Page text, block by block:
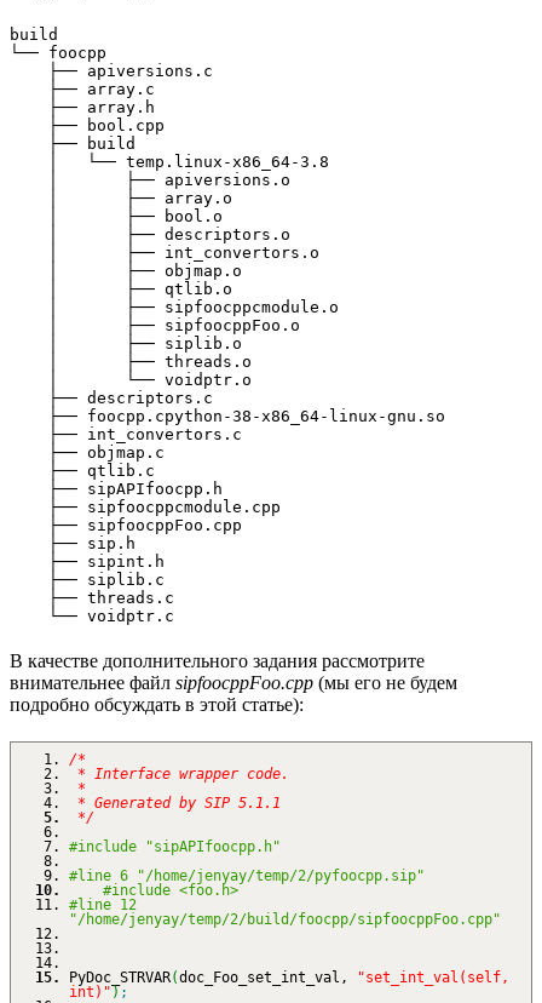
build
└── foocpp
    ├── apiversions.c
    ├── array.c
    ├── array.h
    ├── bool.cpp
    ├── build
    │   └── temp.linux-x86_64-3.8
    │       ├── apiversions.o
    │       ├── array.o
    │       ├── bool.o
    │       ├── descriptors.o
    │       ├── int_convertors.o
    │       ├── objmap.o
    │       ├── qtlib.o
    │       ├── sipfoocppcmodule.o
    │       ├── sipfoocppFoo.o
    │       ├── siplib.o
    │       ├── threads.o
    │       └── voidptr.o
    ├── descriptors.c
    ├── foocpp.cpython-38-x86_64-linux-gnu.so
    ├── int_convertors.c
    ├── objmap.c
    ├── qtlib.c
    ├── sipAPIfoocpp.h
    ├── sipfoocppcmodule.cpp
    ├── sipfoocppFoo.cpp
    ├── sip.h
    ├── sipint.h
    ├── siplib.c
    ├── threads.c
В качестве дополнительного задания рассмотрите
внимательнее файл sipfoocppFoo.cpp (мы его не будем
подробно обсуждать в этой статье):
/*
* Interface wrapper code.
*
* Generated by SIP 5.1.1
*/
#include "sipAPIfoocpp.h"
#line 6 "/home/jenyay/temp/2/pyfoocpp.sip"
#include <foo.h>
#line 12
"/home/jenyay/temp/2/build/foocpp/sipfoocppFoo.cpp"
PyDoc_STRVAR(doc_Foo_set_int_val,
"set_int_val(self,
int)" ) ;